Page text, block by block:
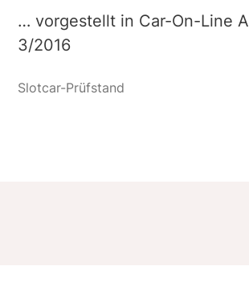
… vorgestellt in Car-On-Line
3/2016